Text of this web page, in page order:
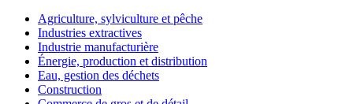
Agriculture, sylviculture et pêche
Industries extractives
Industrie manufacturière
Énergie, production et distribution
Eau, gestion des déchets
Construction